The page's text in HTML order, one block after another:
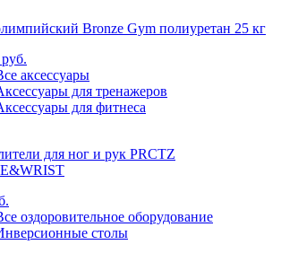
Bronze Gym полиуретан 25 кг
аксессуары
для тренажеров
для фитнеса
для ног и рук PRCTZ
оздоровительное оборудование
столы